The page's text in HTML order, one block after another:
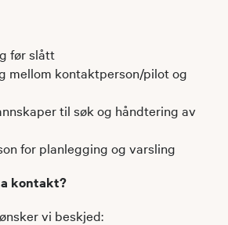
før slått
mellom kontaktperson/pilot og
til søk og håndtering av
for planlegging og varsling
kontakt?
vi beskjed: